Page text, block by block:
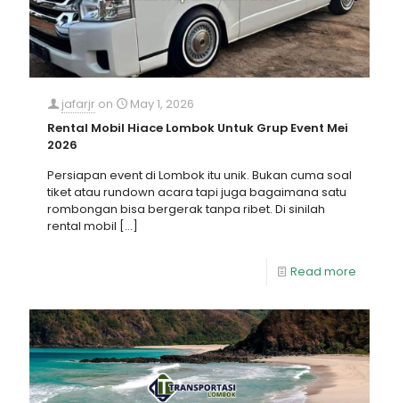
jafarjr on
May 1, 2026
Rental Mobil Hiace Lombok Untuk Grup Event Mei
2026
Persiapan event di Lombok itu unik. Bukan cuma soal
tiket atau rundown acara tapi juga bagaimana satu
rombongan bisa bergerak tanpa ribet. Di sinilah
rental mobil […]
Read more